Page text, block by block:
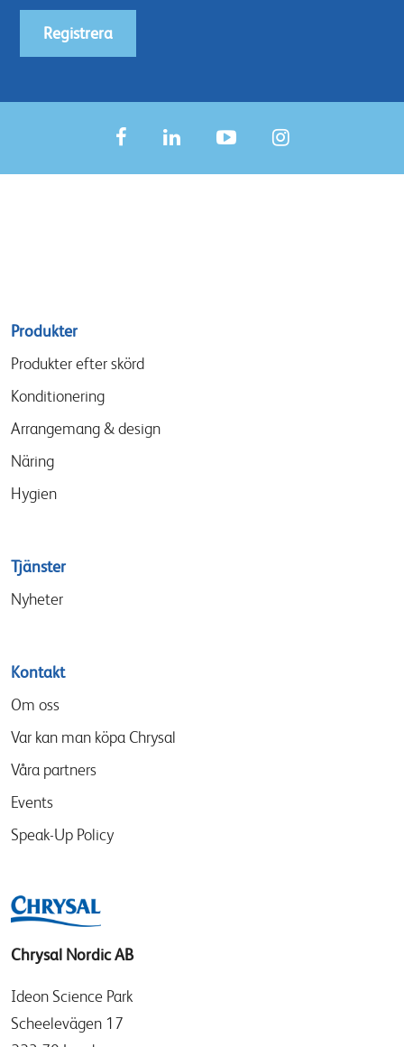
Registrera
Sitemap
menu
Produkter
Produkter efter skörd
Konditionering
Arrangemang & design
Näring
Hygien
Tjänster
Nyheter
Kontakt
Om oss
Var kan man köpa Chrysal
Våra partners
Events
Speak-Up Policy
Chrysal Nordic AB
Ideon Science Park
Scheelevägen 17